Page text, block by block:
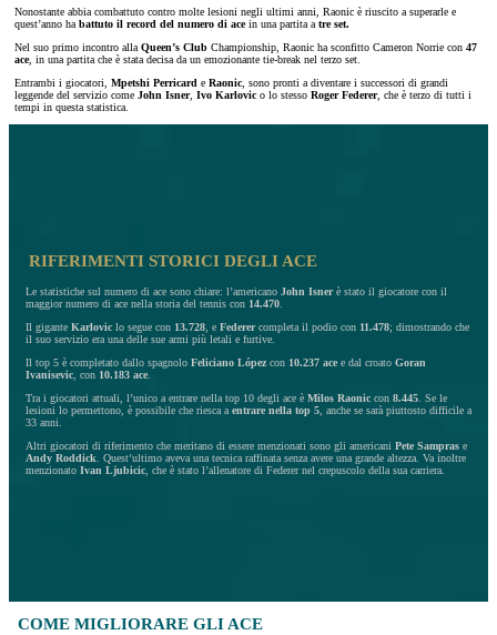
Nonostante abbia combattuto contro molte lesioni negli ultimi anni, Raonic è riuscito a superarle e
quest’anno ha battuto il record del numero di acein una partita a tre set.
Nel suo primo incontro alla Queen’s Club Championship, Raonic ha sconfitto Cameron Norrie con 47
ace, in una partita che è stata decisa da un emozionante tie-break nel terzo set.
Entrambi i giocatori,
Mpetshi Perricard e Raonic , sono pronti a diventare i successori di grandi
leggende del servizio come John Isner, Ivo Karlovic o lo stesso Roger Federer, che è terzo di tutti i
tempi in questa statistica.
RIFERIMENTI STORICI DEGLI ACE
Le statistiche sul numero di ace sono chiare: l’americano John Isnerè stato il giocatore con il
maggior numero di ace nella storia del tennis con 14.470
Il gigante Karlovic lo segue con 13.728 , e Federercompleta il podio con 11.478; dimostrando che
il suo servizio era una delle sue armi più letali e furtive.
Il top 5 è completato dallo spagnolo Feliciano Lópezcon 10.237 ace e dal croato Goran
Ivanisevic , con 10.183 ace
Tra i giocatori attuali, l’unico a entrare nella top 10 degli ace è Milos Raonic con 8.445 . Se le
lesioni lo permettono, è possibile che riesca a entrare nella top 5 , anche se sarà piuttosto difficile a
33 anni.
Altri giocatori di riferimento che meritano di essere menzionati sono gli americani Pete Sampras e
Andy Roddick . Quest’ultimo aveva una tecnica raffinata senza avere una grande altezza. Va inoltre
menzionato Ivan Ljubicic , che è stato l’allenatore di Federer nel crepuscolo della sua carriera.
COME MIGLIORARE GLI ACE